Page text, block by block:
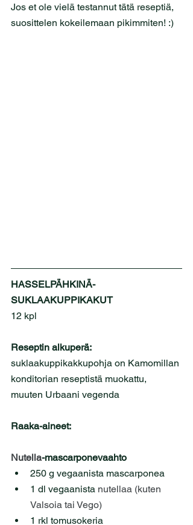
Jos et ole vielä testannut tätä reseptiä,
suosittelen kokeilemaan pikimmiten! :)
HASSELPÄHKINÄ-
SUKLAAKUPPIKAKUT
12 kpl
Reseptin alkuperä:
suklaakuppikakkupohja on Kamomillan
konditorian reseptistä muokattu,
muuten Urbaani vegenda
Raaka-aineet:
Nutella-mascarponevaahto
250 g vegaanista mascarponea
1 dl vegaanista nutellaa (kuten
Valsoia tai Vego)
1 rkl tomusokeria